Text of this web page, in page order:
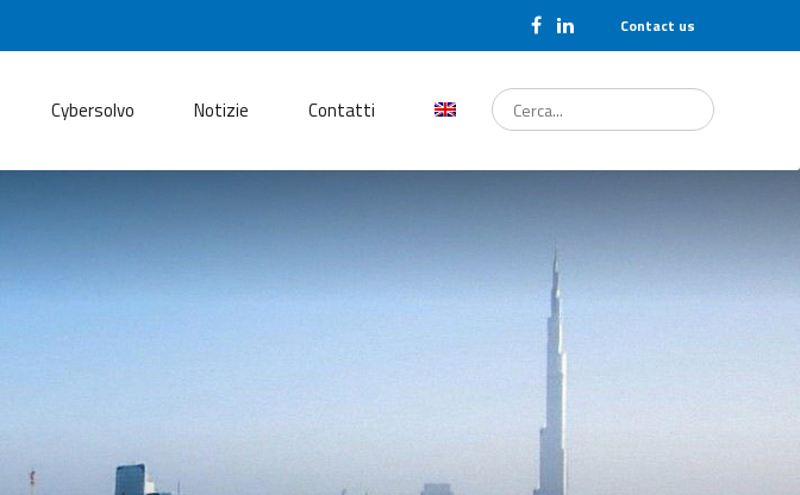
Contact us
Cybersolvo Notizie Contatti
Cerca...